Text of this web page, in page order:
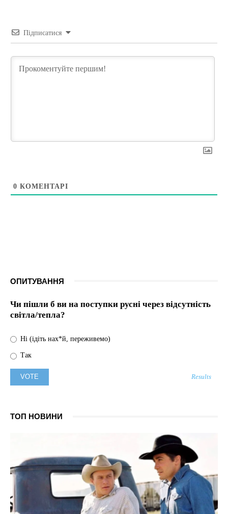
Підписатися
0 КОМЕНТАРІ
ОПИТУВАННЯ
Чи пішли б ви на поступки русні через відсутність
світла/тепла?
Ні (ідіть нах*й, переживемо)
Так
Results
ТОП НОВИНИ